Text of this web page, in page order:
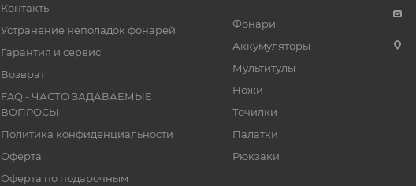
Контакты
Устранение неполадок фонарей
Гарантия и сервис
Возврат
FAQ - ЧАСТО ЗАДАВАЕМЫЕ
ВОПРОСЫ
Политика конфиденциальности
Оферта
Оферта по подарочным
Фонари
Аккумуляторы
Мультитулы
Ножи
Точилки
Палатки
Рюкзаки